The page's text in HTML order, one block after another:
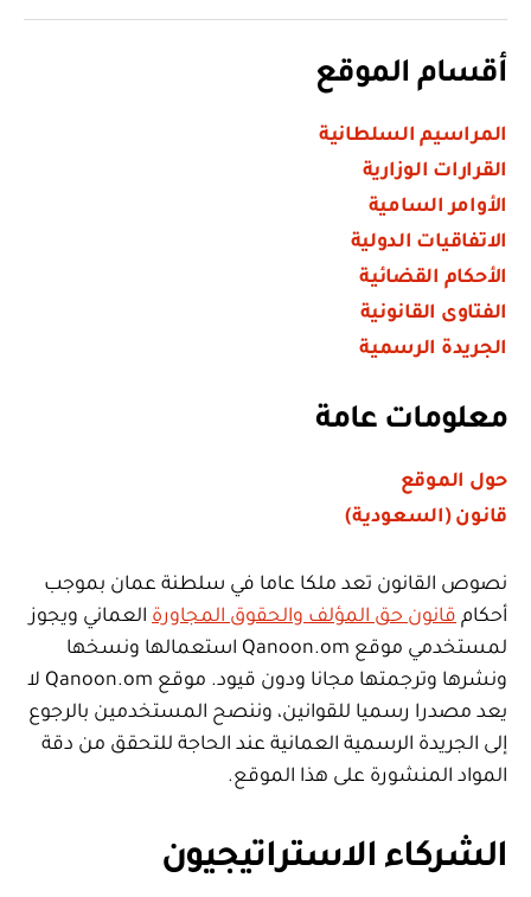
أقسام الموقع
المراسيم السلطانية
القرارات الوزارية
الأوامر السامية
الاتفاقيات الدولية
الأحكام القضائية
الفتاوى القانونية
الجريدة الرسمية
معلومات عامة
حول الموقع
قانون (السعودية)
نصوص القانون تعد ملكا عاما في سلطنة عمان بموجب
أحكام قانون حق المؤلف والحقوق المجاورة العماني ويجوز
لمستخدمي موقع Qanoon.om استعمالها ونسخها
ونشرها وترجمتها مجانا ودون قيود. موقع Qanoon.om لا
يعد مصدرا رسميا للقوانين، وننصح المستخدمين بالرجوع
إلى الجريدة الرسمية العمانية عند الحاجة للتحقق من دقة
المواد المنشورة على هذا الموقع.
الشركاء الاستراتيجيون